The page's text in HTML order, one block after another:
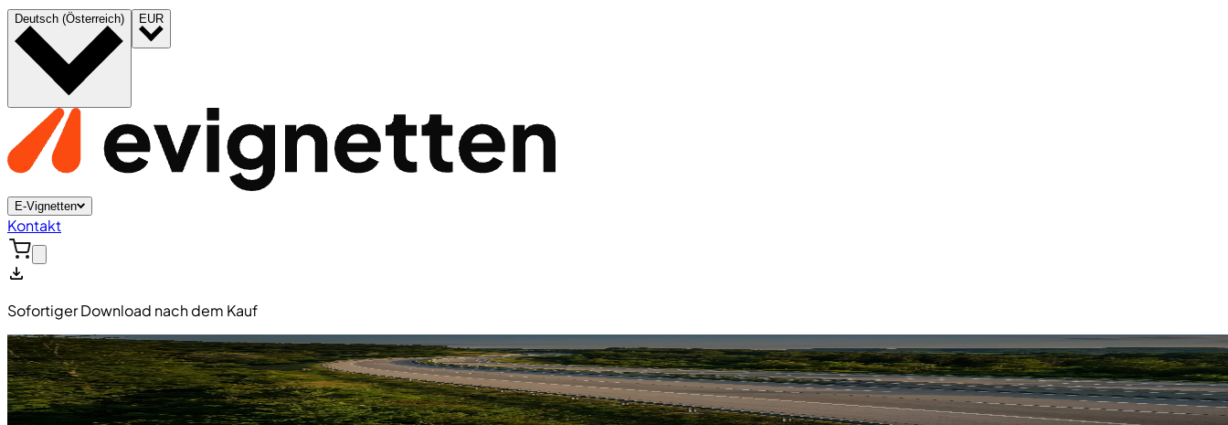
Deutsch (Österreich) EUR
E-Vignetten
Kontakt
Sofortiger Download nach dem Kauf